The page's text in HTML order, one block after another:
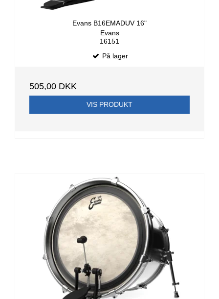
Evans B16EMADUV 16"
Evans
16151
På lager
505,00 DKK
VIS PRODUKT